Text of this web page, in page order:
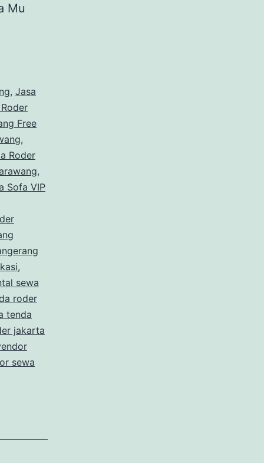
Mu
, Jasa
Free
,
Roder
,
Sofa VIP
,
sewa
roder
tenda
jakarta
sewa